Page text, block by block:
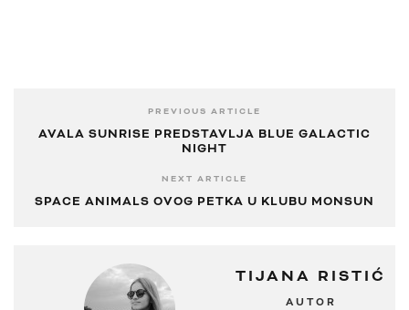
PREVIOUS ARTICLE
AVALA SUNRISE PREDSTAVLJA BLUE GALACTIC
NIGHT
NEXT ARTICLE
SPACE ANIMALS OVOG PETKA U KLUBU MONSUN
TIJANA RISTIĆ
AUTOR